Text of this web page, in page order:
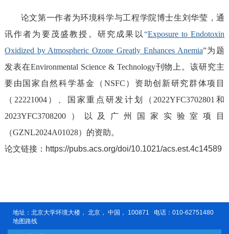
论文第一作者为环境科学与工程学院博士生刘华莹，通
讯作者为要茂盛教授。研究成果以 “Exposure to Endotoxin
Oxidized by Atmospheric Ozone Greatly Enhances Anemia”为题
发表在Environmental Science & Technology刊物上 。该研究主
要由 国家自然科学基金（ NSFC ）资助创新研究群体项目
（ 22221004） 国家重点研发计划 （ 2022YFC3702801 和
2023YFC3708200）以及广州国家实验室项目
（GZNL2024A01028） 的资助。
论文链接： https://pubs.acs.org/doi/10.1021/acs.est.4c14589
地址：北京大学环境大楼， 北京， 中国， 100871 电话：010-62751480
地图路线